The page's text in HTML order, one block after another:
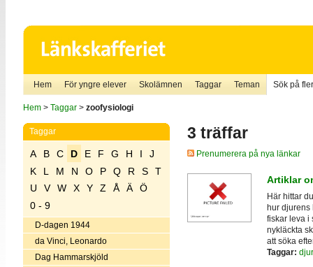
Hem För yngre elever Skolämnen Taggar Teman Sök på
Hem> Taggar> zoofysiologi
Taggar
A B C D E F G H I
J
K
L M N O P Q R S
T
U
V W X Y Z Å Ä
Ö
0 - 9
D-dagen 1944
da Vinci, Leonardo
Dag Hammarskjöld
3 träffar
Prenumerera på nya länkar
Artiklar
Här hittar
hur djurens
fiskar leva i
nykläckta
att söka
Taggar: djur